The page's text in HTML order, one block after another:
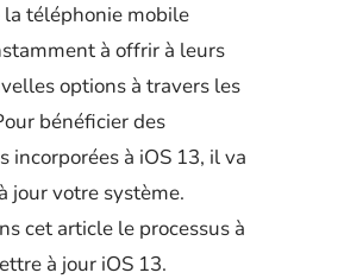
la téléphonie mobile
à offrir à leurs
options à travers les
bénéficier des
incorporées à iOS 13, il va
jour votre système.
cet article le processus à
à jour iOS 13.